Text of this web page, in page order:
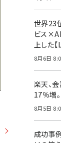
世界23
ビス
上した
8月6日
楽天、
17％増
8月5日
成功事